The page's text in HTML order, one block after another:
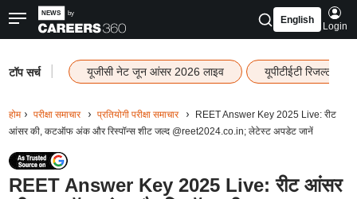
English
Login
टॉप सर्च यूजीसी नेट जून आंसर 2026 लाइव यूपीटीईटी रिजल्ट
होम परीक्षा समाचार प्रतियोगी परीक्षा समाचार
REET Answer Key 2025 Live: रीट
आंसर की, कटऑफ अंक और रिस्पॉन्स शीट जल्द @reet2024.co.in; लेटेस्ट अपडेट जानें
REET Answer Key 2025 Live: रीट आंसर